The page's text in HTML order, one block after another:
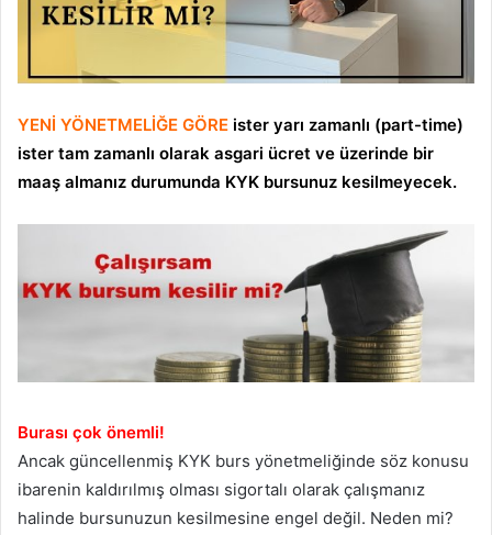
YENİ YÖNETMELİĞE GÖRE ister yarı zamanlı (part-time)
ister tam zamanlı olarak asgari ücret ve üzerinde bir
maaş almanız durumunda KYK bursunuz kesilmeyecek.
Burası çok önemli!
Ancak güncellenmiş KYK burs yönetmeliğinde söz konusu
ibarenin kaldırılmış olması sigortalı olarak çalışmanız
halinde bursunuzun kesilmesine engel değil. Neden mi?